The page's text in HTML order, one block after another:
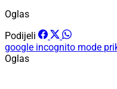
Oglas
Podijeli
google incognito mode
Oglas